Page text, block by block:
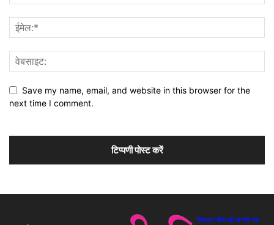
Save my name, email, and website in this browser for the
next time I comment.